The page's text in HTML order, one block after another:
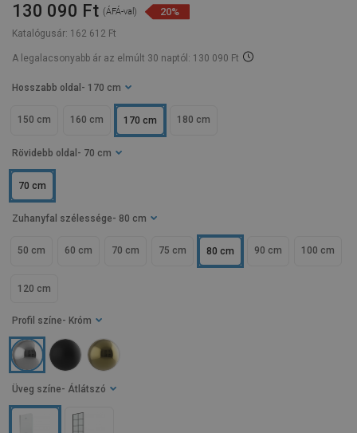
Katalógusár: 162 612 Ft
130 090 Ft (ÁFÁ-val) 20%
A legalacsonyabb ár az elmúlt 30 naptól: 130 090 Ft
Hosszabb oldal - 170 cm
150 cm 160 cm 170 cm 180 cm
Rövidebb oldal - 70 cm
70 cm
Üveg színe - Átlátszó
Profil színe - Króm
Zuhanyfal szélessége - 80 cm
50 cm 60 cm 70 cm 75 cm 80 cm 90 cm 100 cm
120 cm